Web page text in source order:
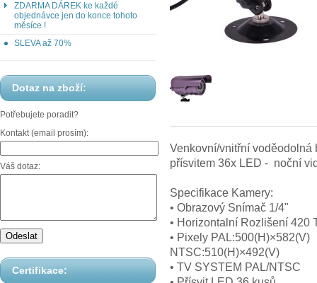
ZDARMA DÁREK ke každé
objednávce jen do konce tohoto
měsíce !
SLEVA až 70%
Dotaz na zboží:
Potřebujete poradit?
Kontakt (email prosím):
Váš dotaz:
Certifikace:
Venkovní/vnitřní voděodolná
přísvitem 36x LED - noční
Specifikace Kamery:
• Obrazový Snímač 1/4"
• Horizontalní Rozlišení 420
• Pixely PAL:500(H)×582(V)
NTSC:510(H)×492(V)
• TV SYSTEM PAL/NTSC